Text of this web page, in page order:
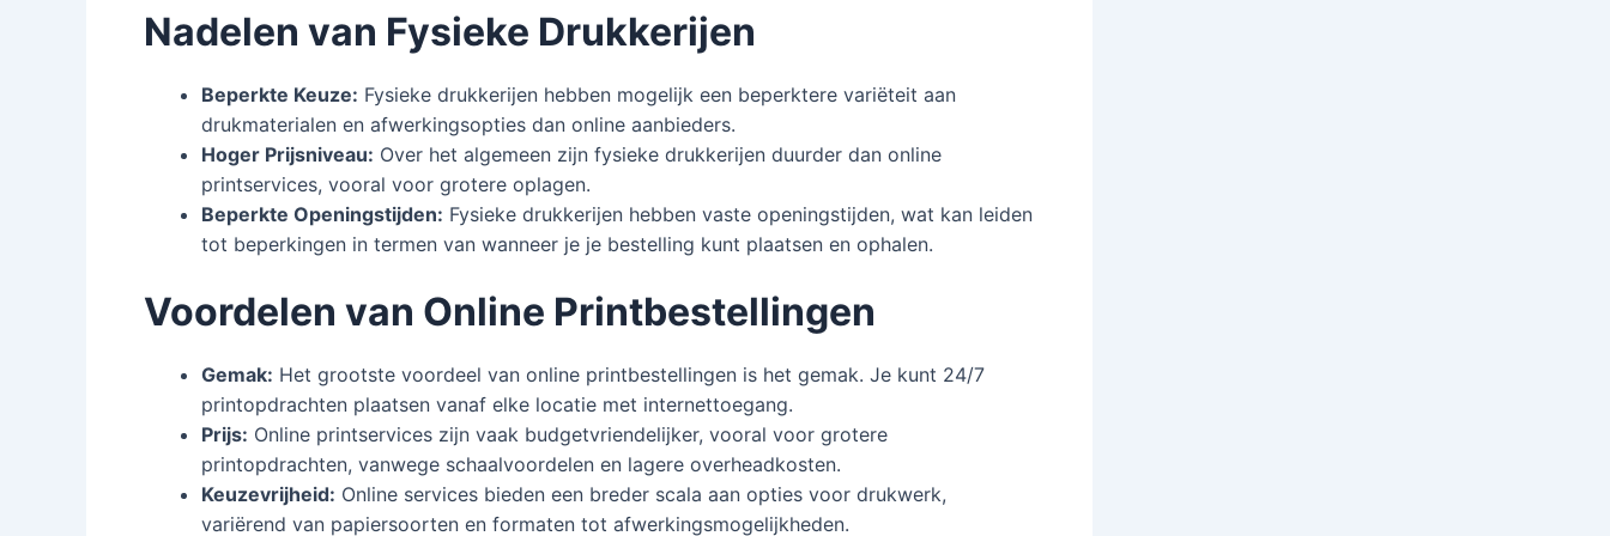
Nadelen van Fysieke Drukkerijen
Beperkte Keuze: Fysieke drukkerijen hebben mogelijk een beperktere variëteit aan
drukmaterialen en afwerkingsopties dan online aanbieders.
Hoger Prijsniveau: Over het algemeen zijn fysieke drukkerijen duurder dan online
printservices, vooral voor grotere oplagen.
Beperkte Openingstijden: Fysieke drukkerijen hebben vaste openingstijden, wat kan leiden
tot beperkingen in termen van wanneer je je bestelling kunt plaatsen en ophalen.
Voordelen van Online Printbestellingen
Gemak: Het grootste voordeel van online printbestellingen is het gemak. Je kunt 24/7
printopdrachten plaatsen vanaf elke locatie met internettoegang.
Prijs: Online printservices zijn vaak budgetvriendelijker, vooral voor grotere
printopdrachten, vanwege schaalvoordelen en lagere overheadkosten.
Keuzevrijheid: Online services bieden een breder scala aan opties voor drukwerk,
variërend van papiersoorten en formaten tot afwerkingsmogelijkheden.